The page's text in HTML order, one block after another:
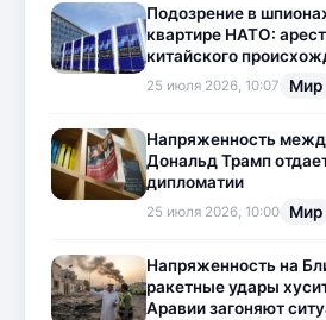
Подозрение в
квартире НАТО:
китайского
25 июля 2026, 10:07 Мир
Напряженность
Дональд Трамп
дипломатии
25 июля 2026, 10:00 Мир
Напряженность на
ракетные удары
Аравии загоняют